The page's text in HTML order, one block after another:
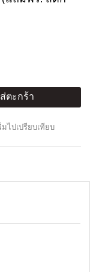
ตะกร้า
มไปเปรียบเทียบ